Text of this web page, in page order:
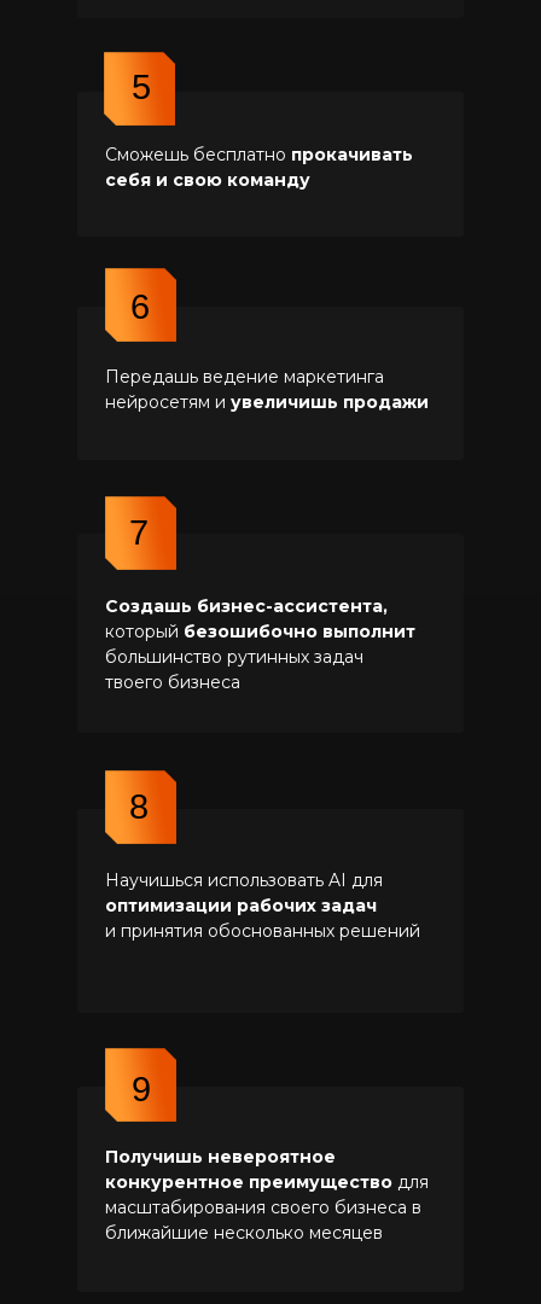
Сможешь бесплатно прокачивать
себя и свою команду
Передашь ведение маркетинга
нейросетям и увеличишь продажи
Создашь бизнес-ассистента,
который безошибочно выполнит
большинство рутинных задач
твоего бизнеса
5
6
7
Научишься использовать AI для
оптимизации рабочих задач
и принятия обоснованных решений
8
Получишь невероятное
конкурентное преимущество для
масштабирования своего бизнеса в
ближайшие несколько месяцев
9
ВЕДУЩАЯ